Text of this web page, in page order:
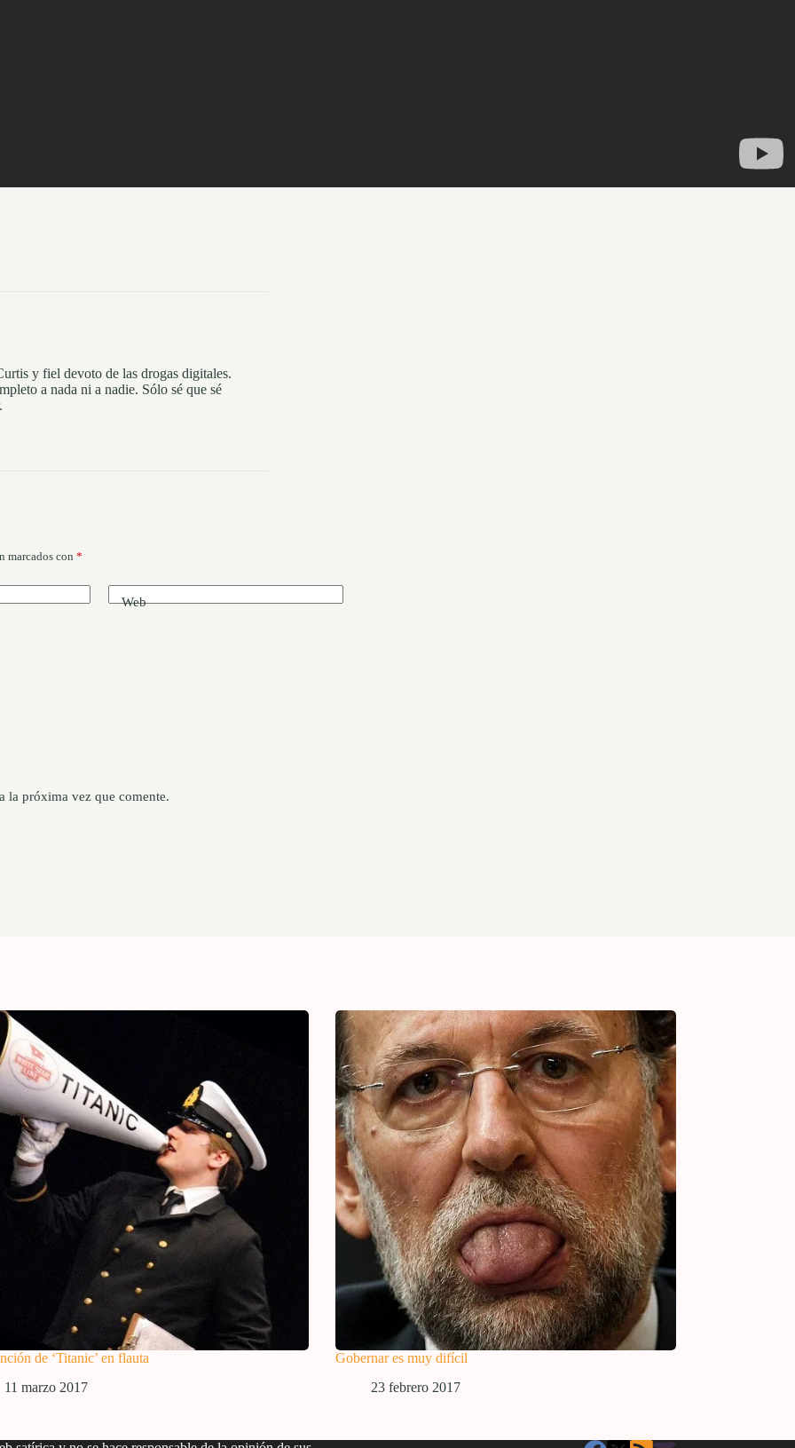
y fiel devoto de las drogas digitales.
a nada ni a nadie. Sólo sé que sé
marcados con *
Web
la próxima vez que comente.
de ‘Titanic’ en flauta
11 marzo 2017
Gobernar es muy difícil
23 febrero 2017